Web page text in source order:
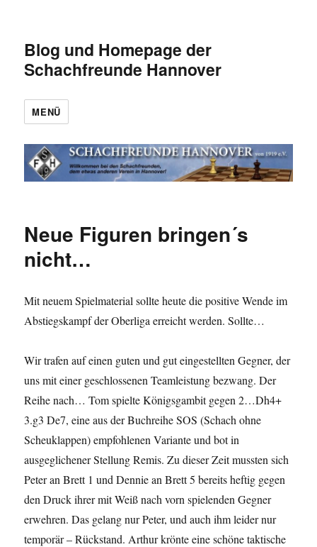
Blog und Homepage der
Schachfreunde Hannover
MENÜ
Neue Figuren bringen´s
nicht…
Mit neuem Spielmaterial sollte heute die positive Wende im
Abstiegskampf der Oberliga erreicht werden. Sollte…
Wir trafen auf einen guten und gut eingestellten Gegner, der
uns mit einer geschlossenen Teamleistung bezwang. Der
Reihe nach… Tom spielte Königsgambit gegen 2…Dh4+
3.g3 De7, eine aus der Buchreihe SOS (Schach ohne
Scheuklappen) empfohlenen Variante und bot in
ausgeglichener Stellung Remis. Zu dieser Zeit mussten sich
Peter an Brett 1 und Dennie an Brett 5 bereits heftig gegen
den Druck ihrer mit Weiß nach vorn spielenden Gegner
erwehren. Das gelang nur Peter, und auch ihm leider nur
temporär – Rückstand. Arthur krönte eine schöne taktische